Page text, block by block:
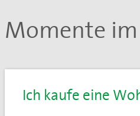
Momente
Ich kaufe eine